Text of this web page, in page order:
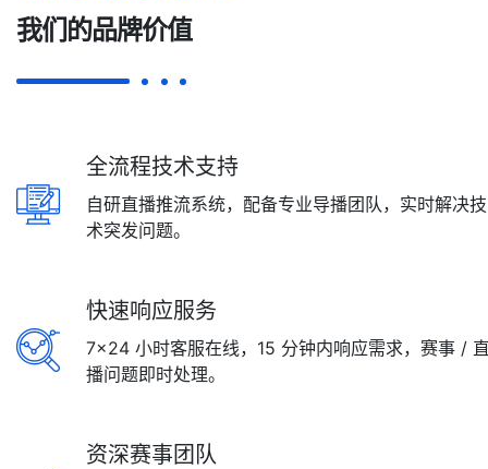
我们的品牌价值
全流程技术支持
自研直播推流系统，配备专业导播团队，实时解决技
术突发问题。
快速响应服务
7×24 小时客服在线，15 分钟内响应需求，赛事 /
播问题即时处理。
资深赛事团队